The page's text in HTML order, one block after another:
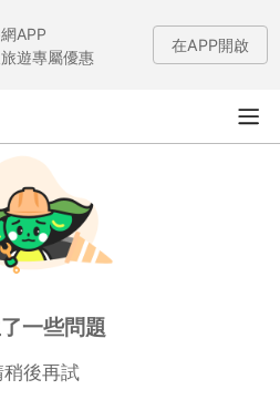
APP
遊專屬優惠
在APP開啟
一些問題
稍後再試